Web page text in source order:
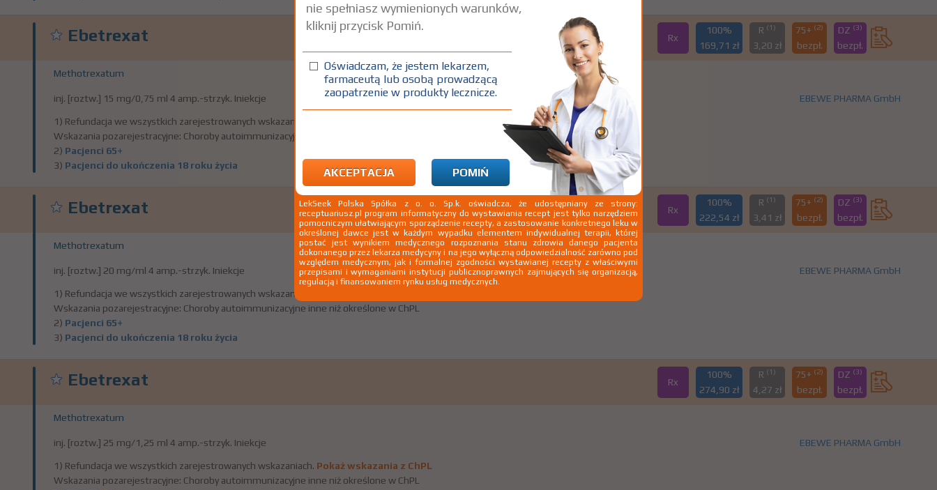
Ebetrexat Rx
100%
169,71 zł
R (1)
3,20 zł
75+ (2)
bezpł.
DZ (3)
bezpł.
Methotrexatum
inj. [roztw.] 15 mg/0,75 ml 4 amp.-strzyk. Iniekcje EBEWE PHARMA GmbH
1) Refundacja we wszystkich zarejestrowanych wskazaniach.
Wskazania pozarejestracyjne: Choroby autoimmunizacyjne inne niż określone w ChPL
2) Pacjenci 65+
3) Pacjenci do ukończenia 18 roku życia
Ebetrexat Rx
100%
222,54 zł
R (1)
3,41 zł
75+ (2)
bezpł.
DZ (3)
bezpł.
Methotrexatum
inj. [roztw.] 20 mg/ml 4 amp.-strzyk. Iniekcje EBEWE PHARMA GmbH
1) Refundacja we wszystkich zarejestrowanych wskazaniach.
Wskazania pozarejestracyjne: Choroby autoimmunizacyjne inne niż określone w ChPL
2) Pacjenci 65+
3) Pacjenci do ukończenia 18 roku życia
Ebetrexat Rx
100%
274,90 zł
R (1)
4,27 zł
75+ (2)
bezpł.
DZ (3)
bezpł.
Methotrexatum
inj. [roztw.] 25 mg/1,25 ml 4 amp.-strzyk. Iniekcje EBEWE PHARMA GmbH
1) Refundacja we wszystkich zarejestrowanych wskazaniach. Pokaż wskazania z ChPL
Wskazania pozarejestracyjne: Choroby autoimmunizacyjne inne niż określone w ChPL
nie spełniasz wymienionych warunków,
kliknij przycisk Pomiń.
Oświadczam, że jestem lekarzem,
farmaceutą lub osobą prowadzącą
zaopatrzenie w produkty lecznicze.
AKCEPTACJA POMIŃ
LekSeek Polska Spółka z o. o. Sp.k. oświadcza, że udostępniany ze strony:
receptuariusz.pl program informatyczny do wystawiania recept jest tylko narzędziem
pomocniczym ułatwiającym sporządzenie recepty, a zastosowanie konkretnego leku w
określonej dawce jest w każdym wypadku elementem indywidualnej terapii, której
postać jest wynikiem medycznego rozpoznania stanu zdrowia danego pacjenta
dokonanego przez lekarza medycyny i na jego wyłączną odpowiedzialność zarówno pod
względem medycznym, jak i formalnej zgodności wystawianej recepty z właściwymi
przepisami i wymaganiami instytucji publicznoprawnych zajmujących się organizacją,
regulacją i finansowaniem rynku usług medycznych.